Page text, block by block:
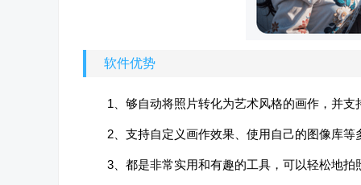
软件优势
1、够自动将照片转化为艺术风格的画作，并
2、支持自定义画作效果、使用自己的图像库等
3、都是非常实用和有趣的工具，可以轻松地拍